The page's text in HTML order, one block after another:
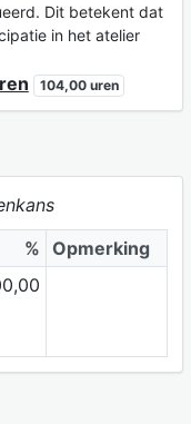
Dit betekent dat
in het atelier
104,00 uren
% Opmerking